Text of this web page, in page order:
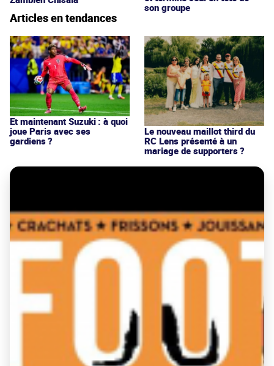
son groupe
Articles en tendances
Et maintenant Suzuki : à quoi
joue Paris avec ses
gardiens ?
Le nouveau maillot third du
RC Lens présenté à un
mariage de supporters ?